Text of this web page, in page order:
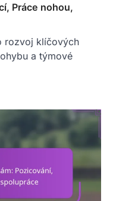
Práce nohou,
rozvoj klíčových
a týmové